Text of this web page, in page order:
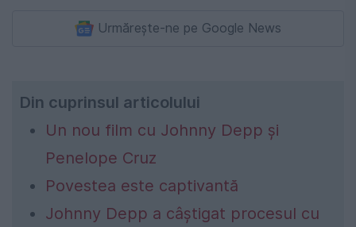
Urmărește-ne pe Google News
Din cuprinsul articolului
Un nou film cu Johnny Depp şi
Penelope Cruz
Povestea este captivantă
Johnny Depp a câștigat procesul cu